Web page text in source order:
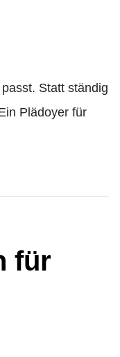
Statt ständig
Plädoyer für
für